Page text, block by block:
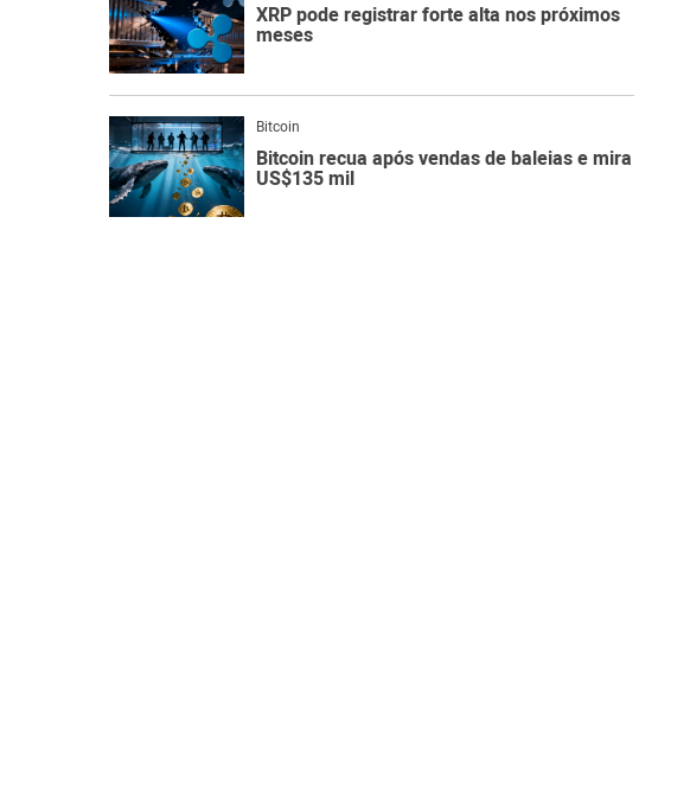
XRP pode registrar forte alta nos próximos
meses
Bitcoin
Bitcoin recua após vendas de baleias e mira
US$135 mil